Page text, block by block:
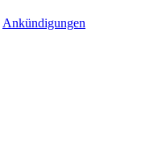
Ankündigungen